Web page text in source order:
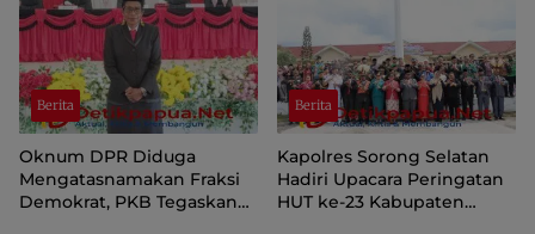
Berita
Oknum DPR Diduga
Mengatasnamakan Fraksi
Demokrat, PKB Tegaskan
Berita
Kapolres Sorong Selatan
Hadiri Upacara Peringatan
HUT ke-23 Kabupaten